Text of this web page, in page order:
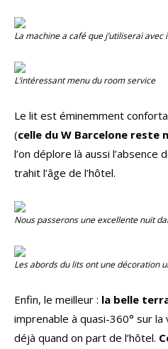
La machine a café que j’utiliserai avec
L’intéressant menu du room service
Le lit est éminemment
(celle du W Barcelone reste
l’on déplore là aussi l’absence
trahit l’âge de l’hôtel.
Nous passerons une excellente nuit
Les abords du lits ont une décoration
Enfin, le meilleur : la belle
imprenable à quasi-360° sur
déjà quand on part de l’hôtel.